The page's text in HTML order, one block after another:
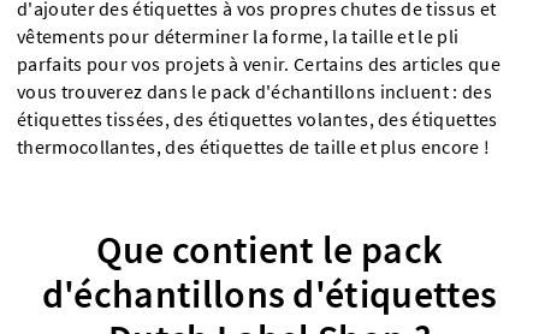
d'ajouter des étiquettes à vos propres chutes de tissus et
vêtements pour déterminer la forme, la taille et le pli
parfaits pour vos projets à venir. Certains des articles que
vous trouverez dans le pack d'échantillons incluent : des
étiquettes tissées, des étiquettes volantes, des étiquettes
thermocollantes, des étiquettes de taille et plus encore !
Que contient le pack
d'échantillons d'étiquettes